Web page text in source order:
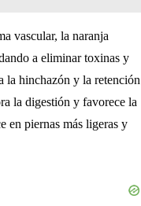
vascular, la naranja
a eliminar toxinas y
la hinchazón y la retención
la digestión y favorece la
en piernas más ligeras y